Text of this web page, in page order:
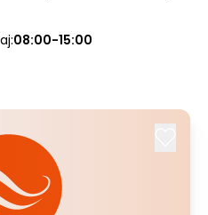
08:00-15:00